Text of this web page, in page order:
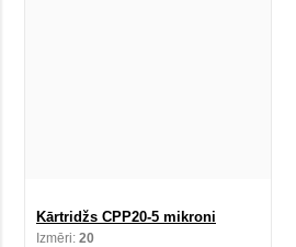
Kārtridžs CPP20-5 mikroni
Izmēri: 20